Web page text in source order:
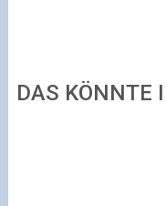
DAS KÖNNTE